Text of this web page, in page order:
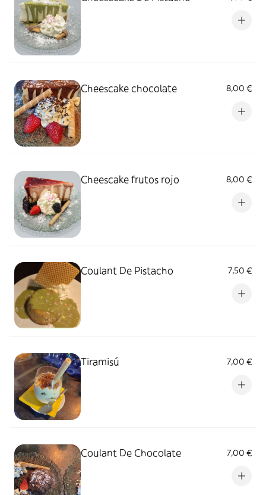
Cheescake chocolate 8,00 €
Cheescake frutos rojo 8,00 €
Coulant De Pistacho 7,50 €
Tiramisú 7,00 €
Coulant De Chocolate 7,00 €